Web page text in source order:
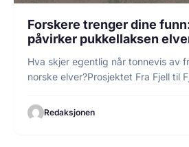
Forskere trenger dine
påvirker pukkellaksen
Hva skjer egentlig når tonnevis av
norske elver?Prosjektet Fra Fjell til
Redaksjonen